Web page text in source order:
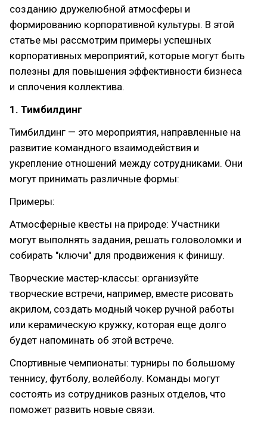
созданию дружелюбной атмосферы и
формированию корпоративной культуры. В этой
статье мы рассмотрим примеры успешных
корпоративных мероприятий, которые могут быть
полезны для повышения эффективности бизнеса
и сплочения коллектива.
1. Тимбилдинг
Тимбилдинг — это мероприятия, направленные на
развитие командного взаимодействия и
укрепление отношений между сотрудниками. Они
могут принимать различные формы:
Примеры:
Атмосферные квесты на природе: Участники
могут выполнять задания, решать головоломки и
собирать "ключи" для продвижения к финишу.
Творческие мастер-классы: организуйте
творческие встречи, например, вместе рисовать
акрилом, создать модный чокер ручной работы
или керамическую кружку, которая еще долго
будет напоминать об этой встрече.
Спортивные чемпионаты: турниры по большому
теннису, футболу, волейболу. Команды могут
состоять из сотрудников разных отделов, что
поможет развить новые связи.